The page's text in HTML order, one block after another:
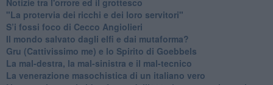
"La protervia dei ricchi e dei loro servitori"
S’i fossi foco di Cecco Angiolieri
​Il mondo salvato dagli elfi e dai mutaforma?
Gru (Cattivissimo me) e lo Spirito di Goebbels
​La mal-destra, la mal-sinistra e il mal-tecnico
​La venerazione masochistica di un italiano vero